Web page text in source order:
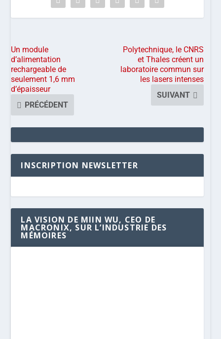
Un module
d’alimentation
rechargeable de
seulement 1,6 mm
d’épaisseur
PRÉCÉDENT
Polytechnique, le CNRS
et Thales créent un
laboratoire commun sur
les lasers intenses
SUIVANT
INSCRIPTION NEWSLETTER
LA VISION DE MIIN WU, CEO DE
MACRONIX, SUR L’INDUSTRIE DES
MÉMOIRES